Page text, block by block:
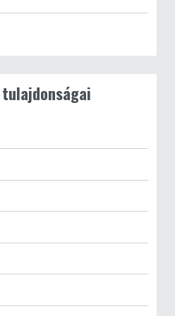
bármely más ingatlan felkeltette
a megadott telefonszámon!
szereplő adatok a
elérhetőek!